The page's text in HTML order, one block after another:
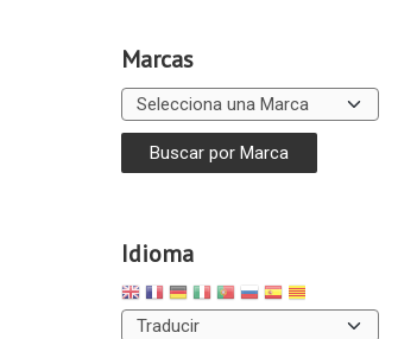
Marcas
Idioma